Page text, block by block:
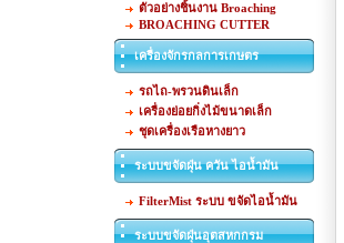
ตัวอย่างชิ้นงาน Broaching
BROACHING CUTTER
เครื่องจักรกลการเกษตร
รถไถ-พรวนดินเล็ก
เครื่องย่อยกิ่งไม้ขนาดเล็ก
ชุดเครื่องเรือหางยาว
ระบบขจัดฝุ่น ควัน ไอน้ำมัน
FilterMist ระบบ ขจัดไอน้ำมัน
ระบบขจัดฝุ่นอุตสหกกรม